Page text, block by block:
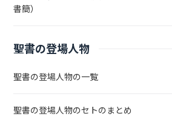
書簡）
聖書の登場人物
聖書の登場人物の一覧
聖書の登場人物のセトのまとめ